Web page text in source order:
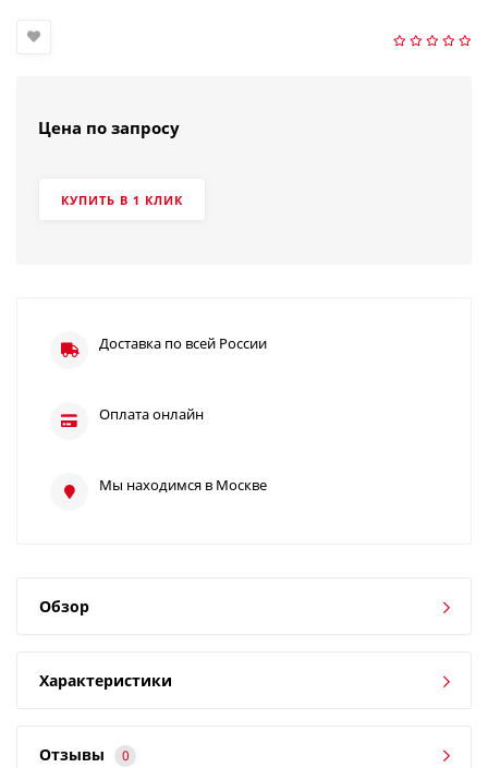
Цена по запросу
КУПИТЬ В 1 КЛИК
Доставка по всей России
Оплата онлайн
Мы находимся в Москве
Обзор
Характеристики
Отзывы 0